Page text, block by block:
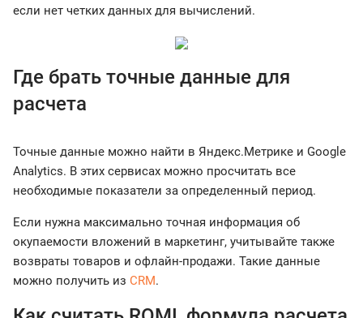
если нет четких данных для вычислений.
Где брать точные данные для
расчета
Точные данные можно найти в Яндекс.Метрике и Google
Analytics. В этих сервисах можно просчитать все
необходимые показатели за определенный период.
Если нужна максимально точная информация об
окупаемости вложений в маркетинг, учитывайте также
возвраты товаров и офлайн-продажи. Такие данные
можно получить из CRM.